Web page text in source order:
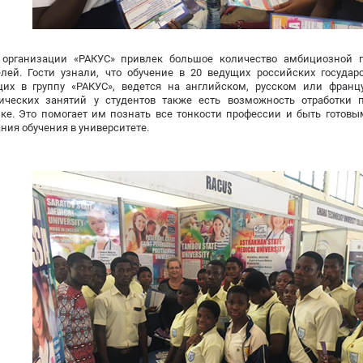
«РАКУС» привлек большое количество
Гости узнали, что обучение в 20 ведущих российских
в группу «РАКУС», ведется на английском, русском или
занятий у студентов также есть возможность
Это помогает им познать все тонкости профессии и быть
обучения в университете.